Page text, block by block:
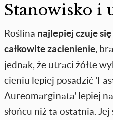
Stanowisko i
Roślina najlepiej czuje
całkowite zacienienie,
jednak, że utraci żółte
cieniu lepiej posadzić
Aureomarginata' lepiej
słońcu niż ta ostatnia.